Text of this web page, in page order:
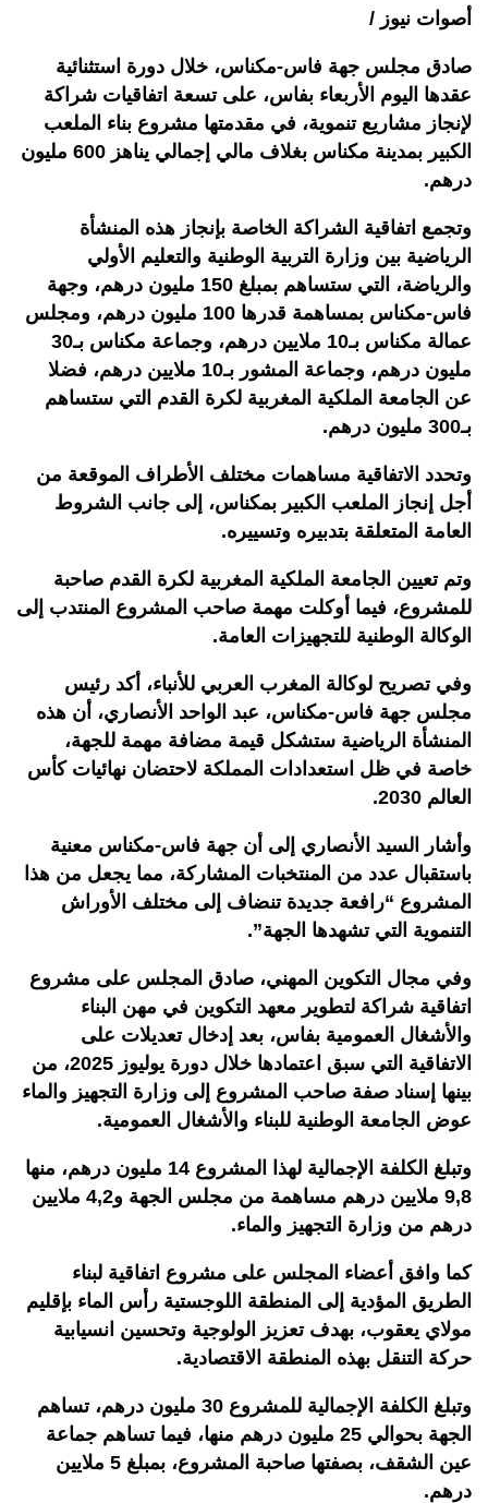
أصوات نيوز /
صادق مجلس جهة فاس-مكناس، خلال دورة استثنائية
عقدها اليوم الأربعاء بفاس، على تسعة اتفاقيات شراكة
لإنجاز مشاريع تنموية، في مقدمتها مشروع بناء الملعب
الكبير بمدينة مكناس بغلاف مالي إجمالي يناهز 600 مليون
درهم.
وتجمع اتفاقية الشراكة الخاصة بإنجاز هذه المنشأة
الرياضية بين وزارة التربية الوطنية والتعليم الأولي
والرياضة، التي ستساهم بمبلغ 150 مليون درهم، وجهة
فاس-مكناس بمساهمة قدرها 100 مليون درهم، ومجلس
عمالة مكناس بـ10 ملايين درهم، وجماعة مكناس بـ30
مليون درهم، وجماعة المشور بـ10 ملايين درهم، فضلا
عن الجامعة الملكية المغربية لكرة القدم التي ستساهم
بـ300 مليون درهم.
وتحدد الاتفاقية مساهمات مختلف الأطراف الموقعة من
أجل إنجاز الملعب الكبير بمكناس، إلى جانب الشروط
العامة المتعلقة بتدبيره وتسييره.
وتم تعيين الجامعة الملكية المغربية لكرة القدم صاحبة
للمشروع، فيما أوكلت مهمة صاحب المشروع المنتدب إلى
الوكالة الوطنية للتجهيزات العامة.
وفي تصريح لوكالة المغرب العربي للأنباء، أكد رئيس
مجلس جهة فاس-مكناس، عبد الواحد الأنصاري، أن هذه
المنشأة الرياضية ستشكل قيمة مضافة مهمة للجهة،
خاصة في ظل استعدادات المملكة لاحتضان نهائيات كأس
العالم 2030.
وأشار السيد الأنصاري إلى أن جهة فاس-مكناس معنية
باستقبال عدد من المنتخبات المشاركة، مما يجعل من هذا
المشروع “رافعة جديدة تنضاف إلى مختلف الأوراش
التنموية التي تشهدها الجهة”.
وفي مجال التكوين المهني، صادق المجلس على مشروع
اتفاقية شراكة لتطوير معهد التكوين في مهن البناء
والأشغال العمومية بفاس، بعد إدخال تعديلات على
الاتفاقية التي سبق اعتمادها خلال دورة يوليوز 2025، من
بينها إسناد صفة صاحب المشروع إلى وزارة التجهيز والماء
عوض الجامعة الوطنية للبناء والأشغال العمومية.
وتبلغ الكلفة الإجمالية لهذا المشروع 14 مليون درهم، منها
9,8 ملايين درهم مساهمة من مجلس الجهة و4,2 ملايين
درهم من وزارة التجهيز والماء.
كما وافق أعضاء المجلس على مشروع اتفاقية لبناء
الطريق المؤدية إلى المنطقة اللوجستية رأس الماء بإقليم
مولاي يعقوب، بهدف تعزيز الولوجية وتحسين انسيابية
حركة التنقل بهذه المنطقة الاقتصادية.
وتبلغ الكلفة الإجمالية للمشروع 30 مليون درهم، تساهم
الجهة بحوالي 25 مليون درهم منها، فيما تساهم جماعة
عين الشقف، بصفتها صاحبة المشروع، بمبلغ 5 ملايين
درهم.